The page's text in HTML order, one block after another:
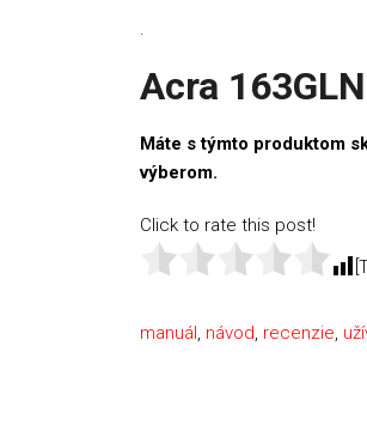
.
Acra
Máte s týmto produktom
výberom.
Click to rate this post!
manuál, návod, recenzie,